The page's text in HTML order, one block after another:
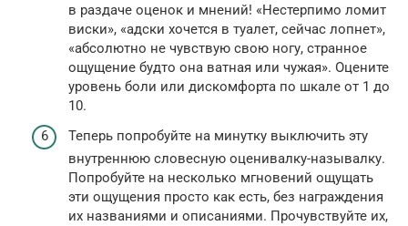
в раздаче оценок и мнений! «Нестерпимо ломит
виски», «адски хочется в туалет, сейчас лопнет»,
«абсолютно не чувствую свою ногу, странное
ощущение будто она ватная или чужая». Оцените
уровень боли или дискомфорта по шкале от 1 до
10.
Теперь попробуйте на минутку выключить эту
внутреннюю словесную оценивалку-называлку.
Попробуйте на несколько мгновений ощущать
эти ощущения просто как есть, без награждения
их названиями и описаниями. Прочувствуйте их,